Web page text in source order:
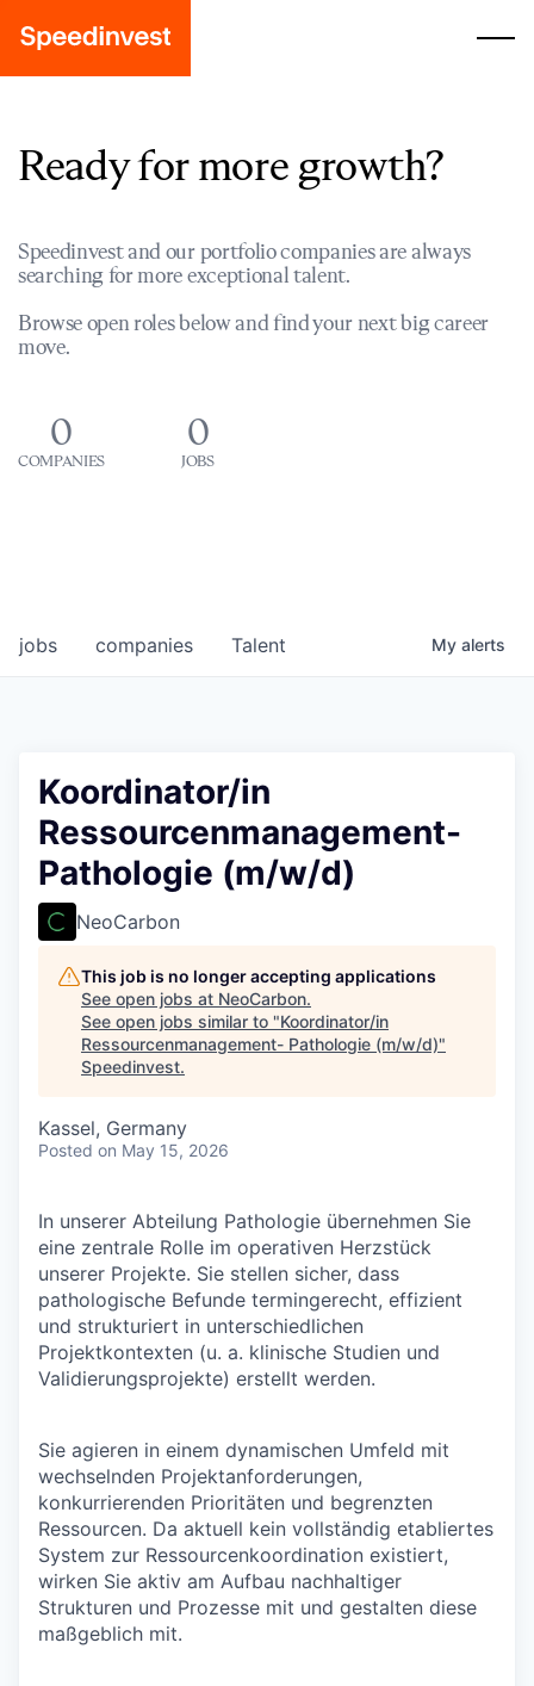
Ready for more growth?
Speedinvest and our portfolio companies are always
searching for more exceptional talent.
Browse open roles below and find your next big career
move.
0
COMPANIES
0
JOBS
jobs companies Talent My alerts
Koordinator/in
Ressourcenmanagement-
Pathologie (m/w/d)
NeoCarbon
This job is no longer accepting applications
See open jobs at NeoCarbon.
See open jobs similar to "Koordinator/in
Ressourcenmanagement- Pathologie (m/w/d)"
Speedinvest.
Kassel, Germany
Posted on May 15, 2026
In unserer Abteilung Pathologie übernehmen Sie
eine zentrale Rolle im operativen Herzstück
unserer Projekte. Sie stellen sicher, dass
pathologische Befunde termingerecht, effizient
und strukturiert in unterschiedlichen
Projektkontexten (u. a. klinische Studien und
Validierungsprojekte) erstellt werden.
Sie agieren in einem dynamischen Umfeld mit
wechselnden Projektanforderungen,
konkurrierenden Prioritäten und begrenzten
Ressourcen. Da aktuell kein vollständig etabliertes
System zur Ressourcenkoordination existiert,
wirken Sie aktiv am Aufbau nachhaltiger
Strukturen und Prozesse mit und gestalten diese
maßgeblich mit.